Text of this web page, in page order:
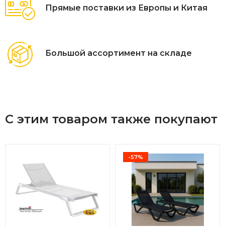
Прямые поставки из Европы и Китая
Большой ассортимент на складе
С этим товаром также покупают
-57%